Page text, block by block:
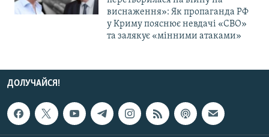
виснаження»: Як пропаганда РФ
у Криму пояснює невдачі «СВО»
та залякує «мінними атаками»
ДОЛУЧАЙСЯ!